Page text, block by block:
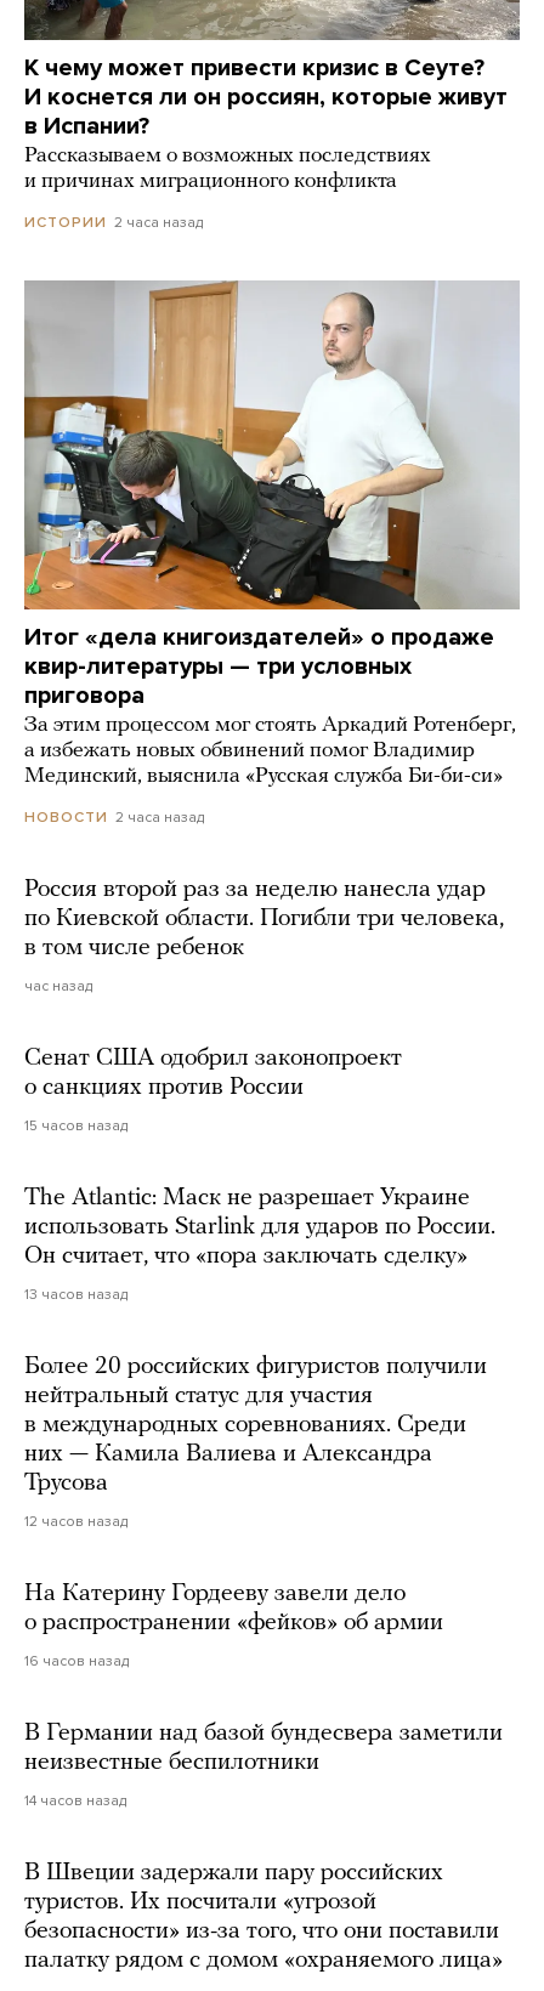
К чему может привести кризис в Сеуте?
И коснется ли он россиян, которые живут
в Испании?
Рассказываем о возможных последствиях
и причинах миграционного конфликта
ИСТОРИИ 2 часа назад
Итог «дела книгоиздателей» о продаже
квир-литературы — три условных
приговора
За этим процессом мог стоять Аркадий Ротенберг,
а избежать новых обвинений помог Владимир
Мединский, выяснила «Русская служба Би-би-си»
НОВОСТИ 2 часа назад
Россия второй раз за неделю нанесла удар
по Киевской области. Погибли три человека,
в том числе ребенок
час назад
Сенат США одобрил законопроект
о санкциях против России
15 часов назад
The Atlantic: Маск не разрешает Украине
использовать Starlink для ударов по России.
Он считает, что «пора заключать сделку»
13 часов назад
Более 20 российских фигуристов получили
нейтральный статус для участия
в международных соревнованиях. Среди
них — Камила Валиева и Александра
Трусова
12 часов назад
На Катерину Гордееву завели дело
о распространении «фейков» об армии
16 часов назад
В Германии над базой бундесвера заметили
неизвестные беспилотники
14 часов назад
В Швеции задержали пару российских
туристов. Их посчитали «угрозой
безопасности» из-за того, что они поставили
палатку рядом с домом «охраняемого лица»